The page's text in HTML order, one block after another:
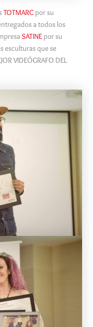
TOTMARC por su
a todos los
SATINE por su
esculturas que se
VIDEÓGRAFO DEL